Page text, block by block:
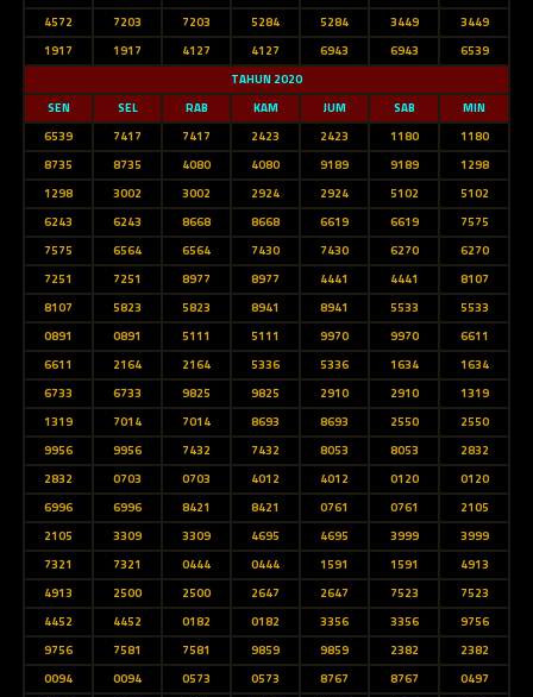
4572
7203 7203 5284 5284 3449
3449
1917
1917 4127 4127 6943 6943
6539
TAHUN 2020
SEN
SEL RAB KAM JUM SAB
MIN
6539
7417 7417 2423 2423 1180
1180
8735
8735 4080 4080 9189 9189
1298
1298
3002 3002 2924 2924 5102
5102
6243
6243 8668 8668 6619 6619
7575
7575
6564 6564 7430 7430 6270
6270
7251
7251 8977 8977 4441 4441
8107
8107
5823 5823 8941 8941 5533
5533
0891
0891 5111 5111 9970 9970
6611
6611
2164 2164 5336 5336 1634
1634
6733
6733 9825 9825 2910 2910
1319
1319
7014 7014 8693 8693 2550
2550
9956
9956 7432 7432 8053 8053
2832
2832
0703 0703 4012 4012 0120
0120
6996
6996 8421 8421 0761 0761
2105
2105
3309 3309 4695 4695 3999
3999
7321
7321 0444 0444 1591 1591
4913
4913
2500 2500 2647 2647 7523
7523
4452
4452 0182 0182 3356 3356
9756
9756
7581 7581 9859 9859 2382
2382
0094
0094 0573 0573 8767 8767
0497